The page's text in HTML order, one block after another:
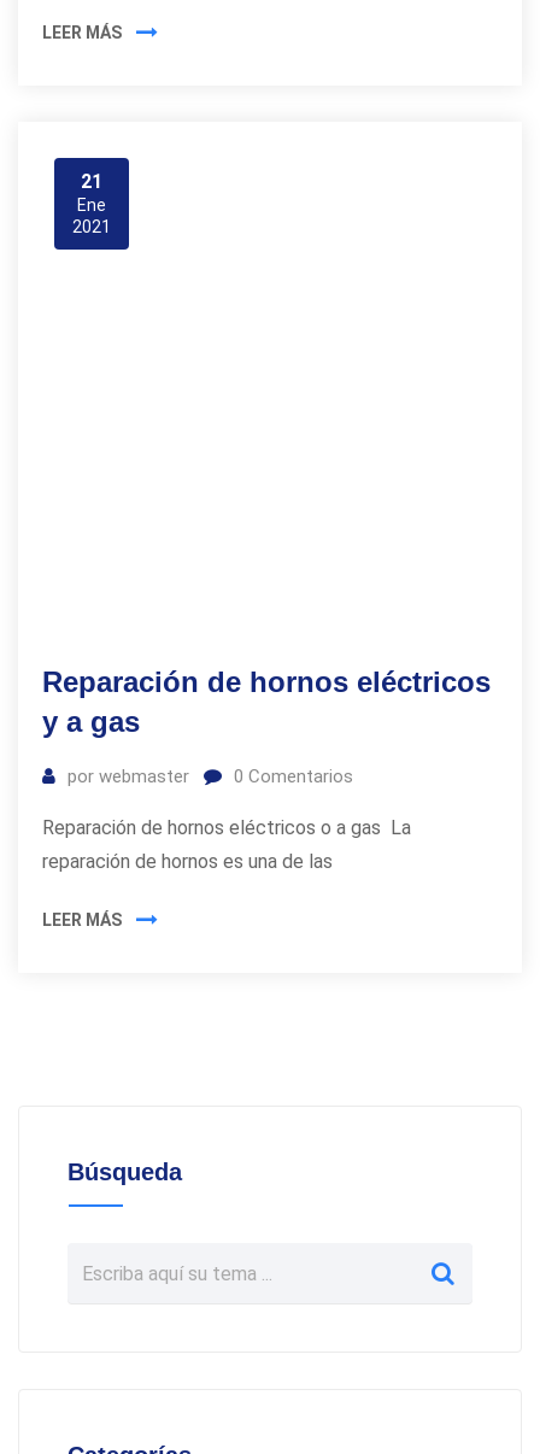
LEER MÁS
21
Ene
2021
Reparación de hornos eléctricos
y a gas
por webmaster 0 Comentarios
Reparación de hornos eléctricos o a gas La
reparación de hornos es una de las
LEER MÁS
Búsqueda